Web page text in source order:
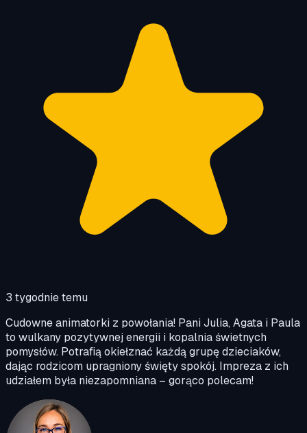
3 tygodnie temu
Cudowne animatorki z powołania! Pani Julia, Agata i Paula
to wulkany pozytywnej energii i kopalnia świetnych
pomysłów. Potrafią okiełznać każdą grupę dzieciaków,
dając rodzicom upragniony święty spokój. Impreza z ich
udziałem była niezapomniana – gorąco polecam!